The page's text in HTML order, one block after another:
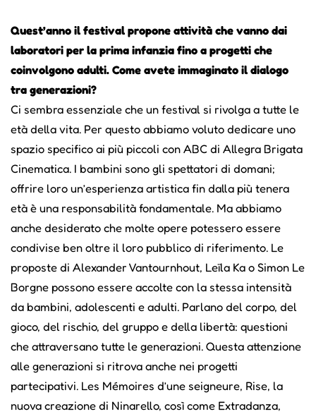
Quest’anno il festival propone attività che vanno dai
laboratori per la prima infanzia fino a progetti che
coinvolgono adulti. Come avete immaginato il dialogo
tra generazioni?
Ci sembra essenziale che un festival si rivolga a tutte le
età della vita. Per questo abbiamo voluto dedicare uno
spazio specifico ai più piccoli con ABC di Allegra Brigata
Cinematica. I bambini sono gli spettatori di domani;
offrire loro un’esperienza artistica fin dalla più tenera
età è una responsabilità fondamentale. Ma abbiamo
anche desiderato che molte opere potessero essere
condivise ben oltre il loro pubblico di riferimento. Le
proposte di Alexander Vantournhout, Leïla Ka o Simon Le
Borgne possono essere accolte con la stessa intensità
da bambini, adolescenti e adulti. Parlano del corpo, del
gioco, del rischio, del gruppo e della libertà: questioni
che attraversano tutte le generazioni. Questa attenzione
alle generazioni si ritrova anche nei progetti
partecipativi. Les Mémoires d’une seigneure, Rise, la
nuova creazione di Ninarello, così come Extradanza,